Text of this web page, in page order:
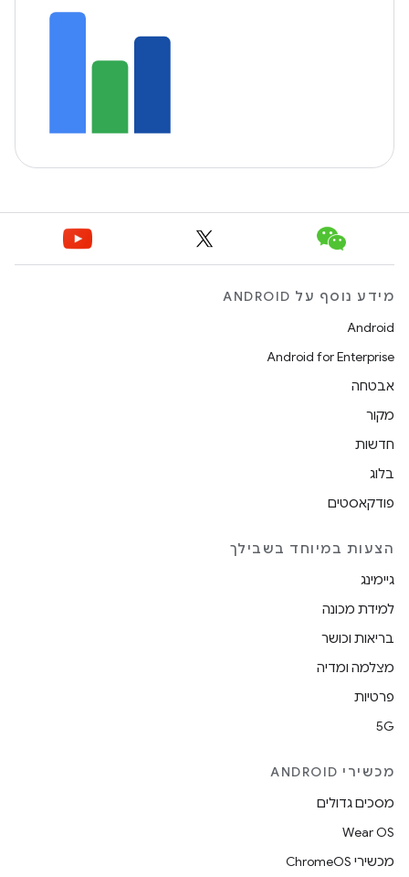
מידע נוסף על ANDROID
Android
Android for Enterprise
אבטחה
מקור
חדשות
בלוג
פודקאסטים
הצעות במיוחד בשבילך
גיימינג
למידת מכונה
בריאות וכושר
מצלמה ומדיה
פרטיות
5G
מכשירי ANDROID
מסכים גדולים
Wear OS
מכשירי ChromeOS